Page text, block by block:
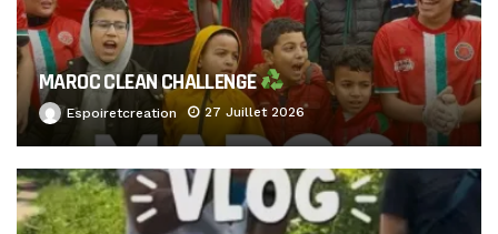
MAROC CLEAN CHALLENGE
Espoiretcreation 27 Juillet 2026